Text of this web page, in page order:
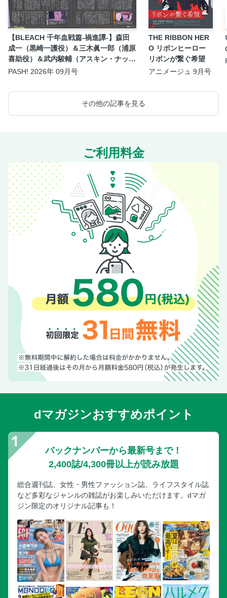
【BLEACH 千年血戦篇-禍進譚-】森田
成一（黒崎一護役）＆三木眞一郎（浦原
喜助役）＆武内駿輔（アスキン・ナック
ルヴァール役）座談会
PASH! 2026年 09月号
THE RIBBON HER
O リボンヒーロー
リボンが繋ぐ希望
アニメージュ 9月号
その他の記事を見る
ご利用料金
dマガジンおすすめポイント
バックナンバーから最新号まで！
2,400誌/4,300冊以上が読み放題
総合週刊誌、女性・男性ファッション誌、ライフスタイル誌
など多彩なジャンルの雑誌がお楽しみいただけます。dマガ
ジン限定のオリジナル記事も！